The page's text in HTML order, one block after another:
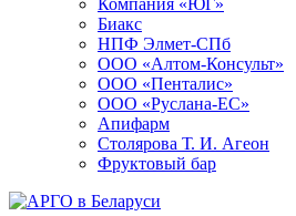
Биакс
НПФ Элмет-СПб
ООО «Алтом-Консульт»
ООО «Пенталис»
ООО «Руслана-ЕС»
Апифарм
Столярова Т. И. Агеон
Фруктовый бар